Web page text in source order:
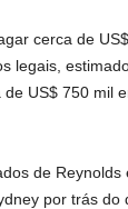
cerca de
legais,
US$ 750 mil
de
por trás do